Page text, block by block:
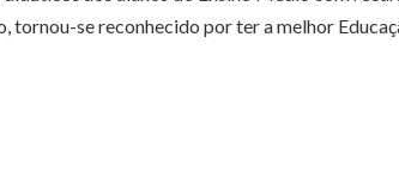
tornou-se reconhecido por ter a melhor